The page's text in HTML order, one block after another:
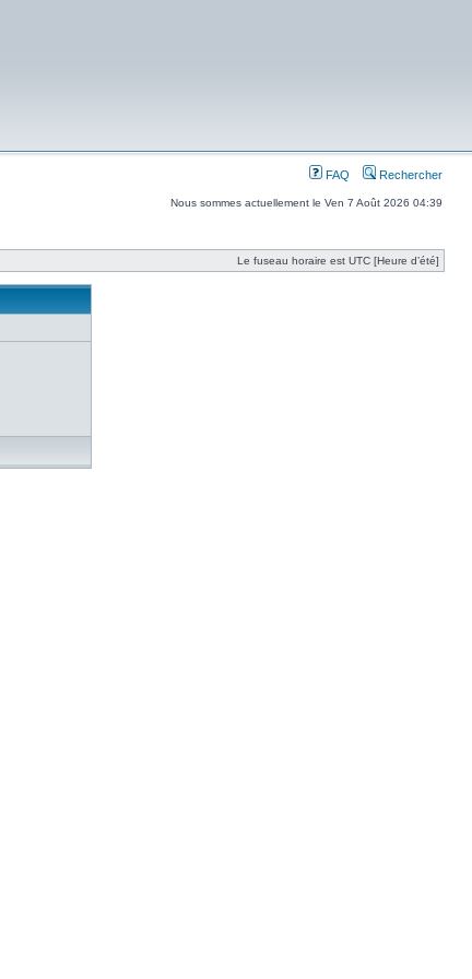
FAQ Rechercher
Nous sommes actuellement le Ven 7 Août 2026 04:39
Le fuseau horaire est UTC [Heure d’été]